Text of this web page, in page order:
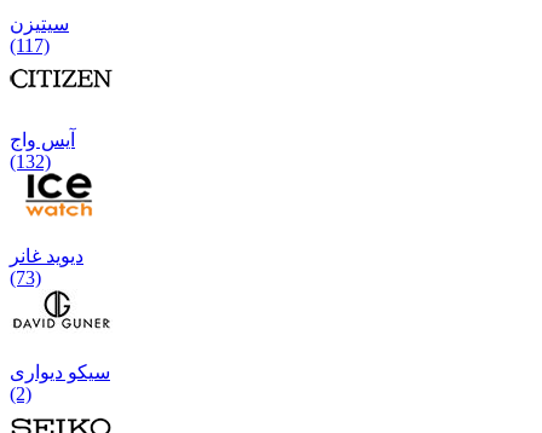
سیتیزن
(117)
آیس واج
(132)
دیوید غانر
(73)
سیکو دیواری
(2)